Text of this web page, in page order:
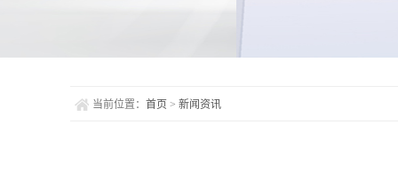
当前位置：首页 >新闻资讯